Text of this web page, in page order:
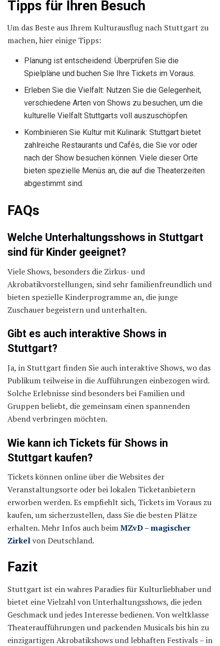
Tipps für Ihren Besuch
Um das Beste aus Ihrem Kulturausflug nach Stuttgart zu
machen, hier einige Tipps:
Planung ist entscheidend: Überprüfen Sie die
Spielpläne und buchen Sie Ihre Tickets im Voraus.
Erleben Sie die Vielfalt: Nutzen Sie die Gelegenheit,
verschiedene Arten von Shows zu besuchen, um die
kulturelle Vielfalt Stuttgarts voll auszuschöpfen.
Kombinieren Sie Kultur mit Kulinarik: Stuttgart bietet
zahlreiche Restaurants und Cafés, die Sie vor oder
nach der Show besuchen können. Viele dieser Orte
bieten spezielle Menüs an, die auf die Theaterzeiten
abgestimmt sind.
FAQs
Welche Unterhaltungsshows in Stuttgart
sind für Kinder geeignet?
Viele Shows, besonders die Zirkus- und
Akrobatikvorstellungen, sind sehr familienfreundlich und
bieten spezielle Kinderprogramme an, die junge
Zuschauer begeistern und unterhalten.
Gibt es auch interaktive Shows in
Stuttgart?
Ja, in Stuttgart finden Sie auch interaktive Shows, wo das
Publikum teilweise in die Aufführungen einbezogen wird.
Solche Erlebnisse sind besonders bei Familien und
Gruppen beliebt, die gemeinsam einen spannenden
Abend verbringen möchten.
Wie kann ich Tickets für Shows in
Stuttgart kaufen?
Tickets können online über die Websites der
Veranstaltungsorte oder bei lokalen Ticketanbietern
erworben werden. Es empfiehlt sich, Tickets im Voraus zu
kaufen, um sicherzustellen, dass Sie die besten Plätze
erhalten. Mehr Infos auch beimMZvD – magischer
Zirkelvon Deutschland.
Fazit
Stuttgart ist ein wahres Paradies für Kulturliebhaber und
bietet eine Vielzahl von Unterhaltungsshows, die jeden
Geschmack und jedes Interesse bedienen. Von weltklasse
Theateraufführungen und packenden Musicals bis hin zu
einzigartigen Akrobatikshows und lebhaften Festivals – in